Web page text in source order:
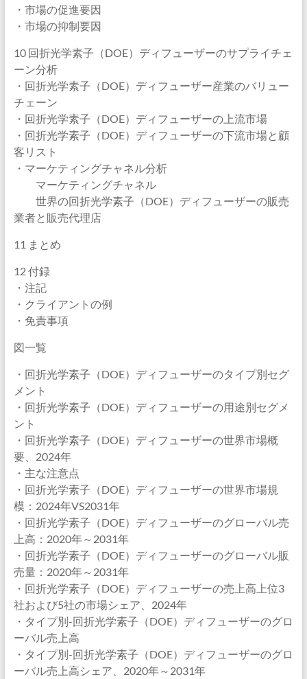
・市場の促進要因
・市場の抑制要因
10 回折光学素子（DOE）ディフューザーのサプライチェ
ーン分析
・回折光学素子（DOE）ディフューザー産業のバリュー
チェーン
・回折光学素子（DOE）ディフューザーの上流市場
・回折光学素子（DOE）ディフューザーの下流市場と顧
客リスト
・マーケティングチャネル分析
マーケティングチャネル
世界の回折光学素子（DOE）ディフューザーの販売
業者と販売代理店
11 まとめ
12 付録
・注記
・クライアントの例
・免責事項
図一覧
・回折光学素子（DOE）ディフューザーのタイプ別セグ
メント
・回折光学素子（DOE）ディフューザーの用途別セグメ
ント
・回折光学素子（DOE）ディフューザーの世界市場概
要、2024年
・主な注意点
・回折光学素子（DOE）ディフューザーの世界市場規
模：2024年VS2031年
・回折光学素子（DOE）ディフューザーのグローバル売
上高：2020年～2031年
・回折光学素子（DOE）ディフューザーのグローバル販
売量：2020年～2031年
・回折光学素子（DOE）ディフューザーの売上高上位3
社および5社の市場シェア、2024年
・タイプ別-回折光学素子（DOE）ディフューザーのグロ
ーバル売上高
・タイプ別-回折光学素子（DOE）ディフューザーのグロ
ーバル売上高シェア、2020年～2031年